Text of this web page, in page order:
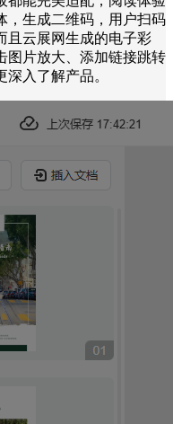
，生成二维码，用户扫码
且云展网生成的电子彩
图片放大、添加链接跳转
入了解产品。